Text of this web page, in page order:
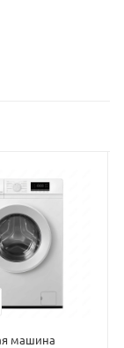
машина